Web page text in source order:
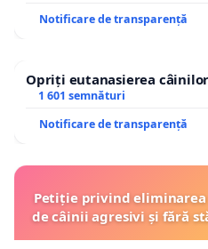
Notificare de transparență
Opriți eutanasierea
1 601 semnături
Notificare de transparență
Petiție privind
de câinii agresivi și fără